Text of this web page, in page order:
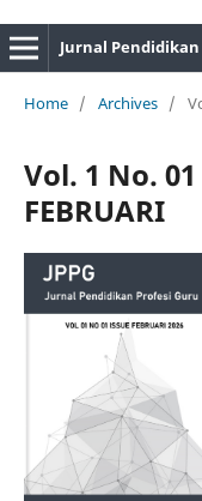
Jurnal
Home / Archives /
Vol. 1 No. 01
FEBRUARI